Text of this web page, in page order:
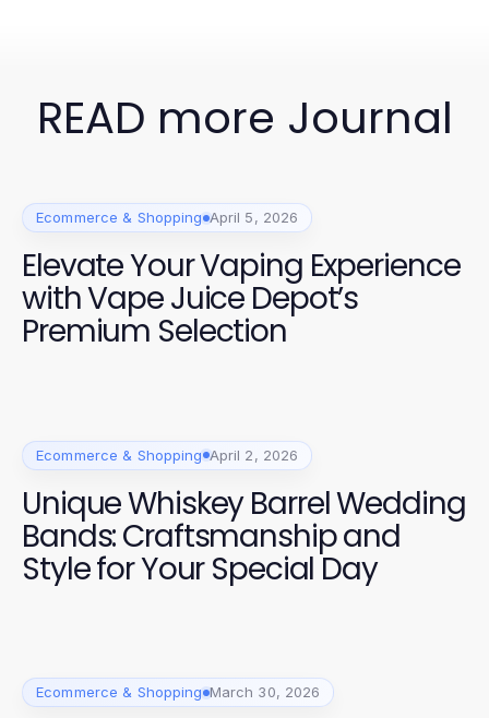
READ more Journal
Ecommerce & Shopping April 5, 2026
Elevate Your Vaping Experience
with Vape Juice Depot’s
Premium Selection
Ecommerce & Shopping April 2, 2026
Unique Whiskey Barrel Wedding
Bands: Craftsmanship and
Style for Your Special Day
Ecommerce & Shopping March 30, 2026